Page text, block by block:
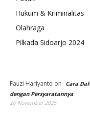
Hukum & Kriminalitas
Olahraga
Pilkada Sidoarjo 2024
Fauzi Hariyanto on
Cara
dengan Persyaratannya
20 November 2025